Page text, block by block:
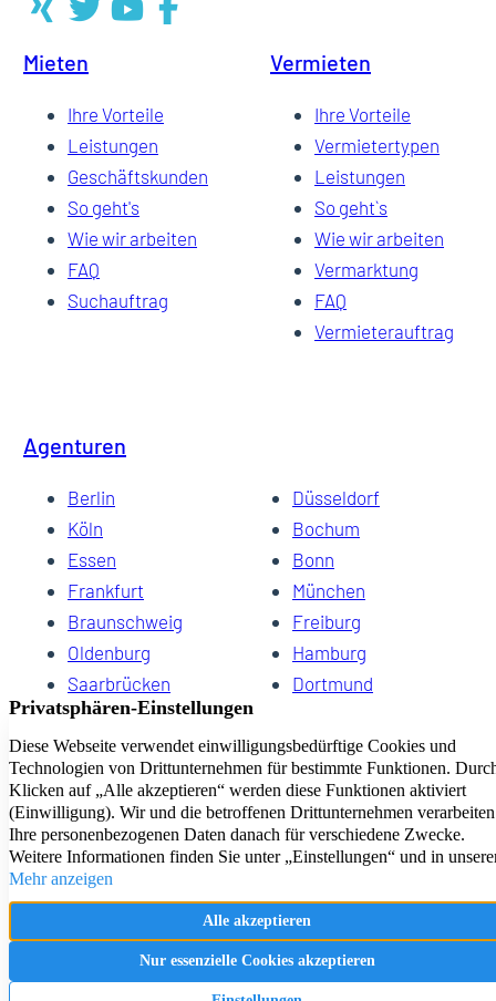
Mieten
Ihre Vorteile
Leistungen
Geschäftskunden
So geht's
Wie wir arbeiten
FAQ
Suchauftrag
Vermieten
Ihre Vorteile
Vermietertypen
Leistungen
So geht`s
Wie wir arbeiten
Vermarktung
FAQ
Vermieterauftrag
Agenturen
Berlin
Düsseldorf
Köln
Bochum
Essen
Bonn
Frankfurt
München
Braunschweig
Freiburg
Oldenburg
Hamburg
Saarbrücken
Dortmund
Hannover
Dresden
Kiel
Wuppertal
Bremen
HomeCompany eG Ihre Agenturen für Wohnen auf Zeit
Impressum Datenschutz Kontakt